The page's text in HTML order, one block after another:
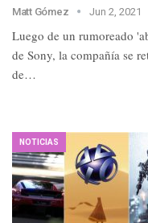
Matt Gómez Jun 2, 2021
Luego de un rumoreado
de Sony, la compañía se
de…
NOTICIAS